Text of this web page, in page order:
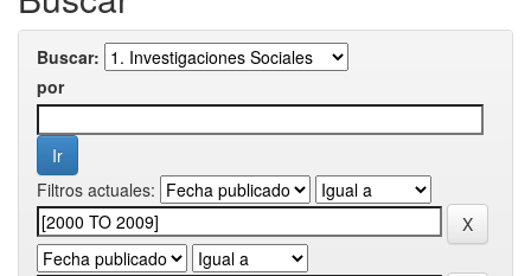
Buscar:
por
Filtros actuales: